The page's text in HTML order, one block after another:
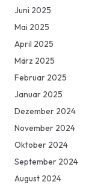
Juni 2025
Mai 2025
April 2025
März 2025
Februar 2025
Januar 2025
Dezember 2024
November 2024
Oktober 2024
September 2024
August 2024